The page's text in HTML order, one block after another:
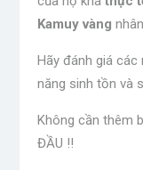
Kamuy vàng
Hãy đánh giá các
năng sinh tồn và
Không cần thêm
ĐẦU !!